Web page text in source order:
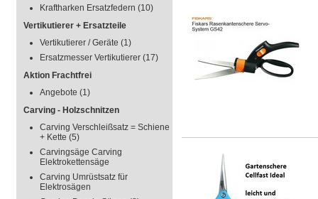
Kraftharken Ersatzfedern (10)
Vertikutierer + Ersatzteile
Vertikutierer / Geräte (1)
Ersatzmesser Vertikutierer (17)
Aktion Frachtfrei
Angebote (1)
Carving - Holzschnitzen
Carving Verschleißsatz = Schiene
+ Kette (5)
Carvingsäge Carving
Elektrokettensäge
Carving Umrüstsatz für
Elektrosägen